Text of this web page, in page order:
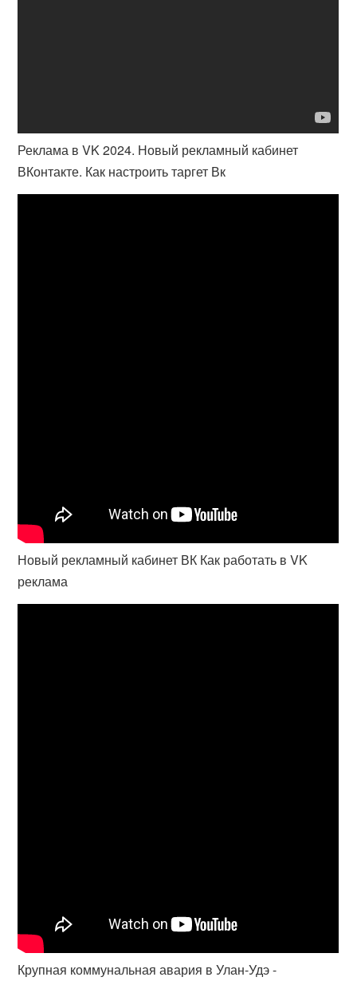
Реклама в VK 2024. Новый рекламный кабинет
ВКонтакте. Как настроить таргет Вк
Новый рекламный кабинет ВК Как работать в VK
реклама
Крупная коммунальная авария в Улан-Удэ -